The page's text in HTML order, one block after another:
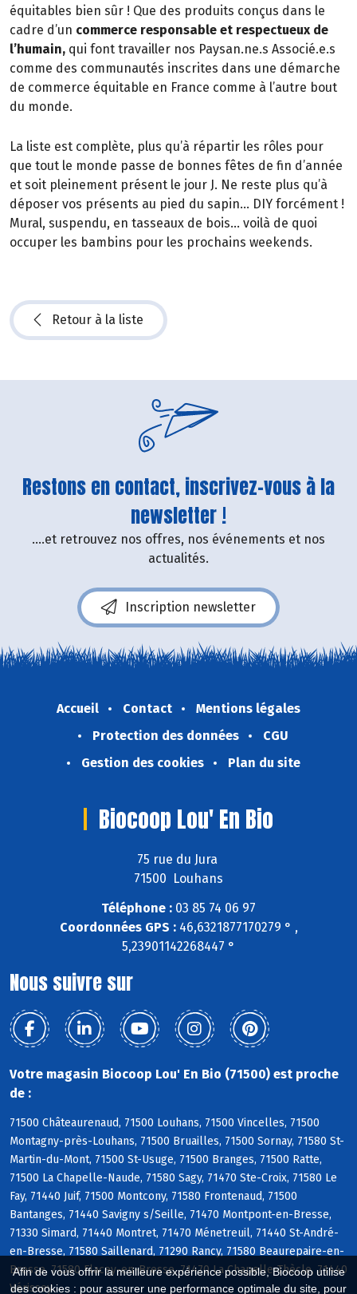
Afin de vous offrir la meilleure expérience possible, Biocoop utilise
des cookies : pour assurer une performance optimale du site, pour
équitables bien sûr ! Que des produits conçus dans le
cadre d’un commerce responsable et respectueux de
l’humain, qui font travailler nos Paysan.ne.s Associé.e.s
comme des communautés inscrites dans une démarche
de commerce équitable en France comme à l’autre bout
du monde.
La liste est complète, plus qu’à répartir les rôles pour
que tout le monde passe de bonnes fêtes de fin d’année
et soit pleinement présent le jour J. Ne reste plus qu’à
déposer vos présents au pied du sapin… DIY forcément !
Mural, suspendu, en tasseaux de bois… voilà de quoi
occuper les bambins pour les prochains weekends.
Retour à la liste
Restons en contact, inscrivez-vous à la
newsletter !
....et retrouvez nos offres, nos événements et nos
actualités.
Inscription newsletter
Accueil Contact
Mentions légales
Protection des données
CGU
Gestion des cookies
Plan du site
Biocoop Lou' En Bio
75 rue du Jura
71500 Louhans
Téléphone : 03 85 74 06 97
Coordonnées GPS :46,6321877170279 ° ,
5,23901142268447 °
Nous suivre sur
Votre magasin Biocoop Lou' En Bio (71500) est proche
de :
71500 Châteaurenaud, 71500 Louhans, 71500 Vincelles, 71500
Montagny-près-Louhans, 71500 Bruailles, 71500 Sornay, 71580 St-
Martin-du-Mont, 71500 St-Usuge, 71500 Branges, 71500 Ratte,
71500 La Chapelle-Naude, 71580 Sagy, 71470 Ste-Croix, 71580 Le
Fay, 71440 Juif, 71500 Montcony, 71580 Frontenaud, 71500
Bantanges, 71440 Savigny s/Seille, 71470 Montpont-en-Bresse,
71330 Simard, 71440 Montret, 71470 Ménetreuil, 71440 St-André-
en-Bresse, 71580 Saillenard, 71290 Rancy, 71580 Beaurepaire-en-
Bresse, 71580 Flacey-en-Bresse, 71470 La Chapelle-Thècle, 71440
Vérissey